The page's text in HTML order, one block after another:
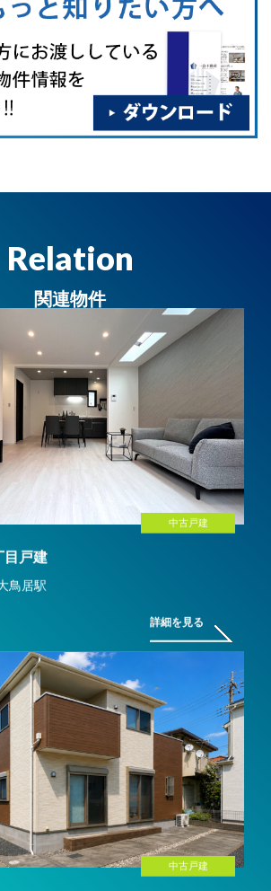
Relation
関連物件
中古戸建
目戸建
鳥居駅
詳細を見る
中古戸建